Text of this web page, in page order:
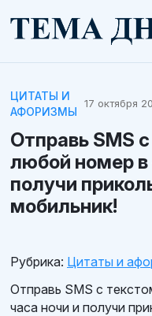
ЦИТАТЫ И
АФОРИЗМЫ
17 октября
Отправь SMS
любой номер в
получи
мобильник!
Рубрика: Цитаты и
Отправь SMS с
часа ночи и получи